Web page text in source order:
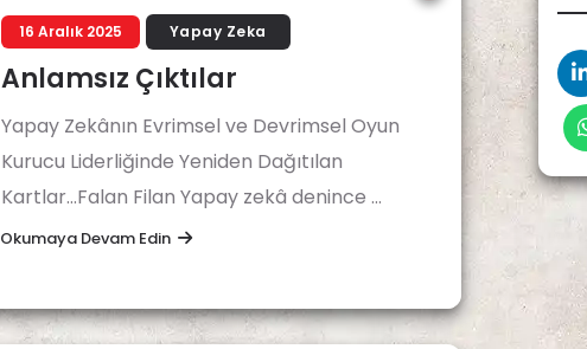
16 Aralık 2025 Yapay Zeka
Anlamsız Çıktılar
Yapay Zekânın Evrimsel ve Devrimsel Oyun
Kurucu Liderliğinde Yeniden Dağıtılan
Kartlar...Falan Filan Yapay zekâ denince ...
Okumaya Devam Edin